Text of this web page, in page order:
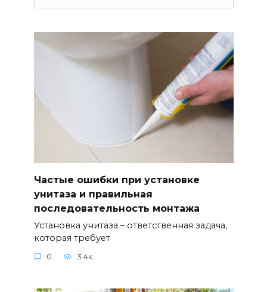
Частые ошибки при установке
унитаза и правильная
последовательность монтажа
Установка унитаза – ответственная задача,
которая требует
0 3.4к.